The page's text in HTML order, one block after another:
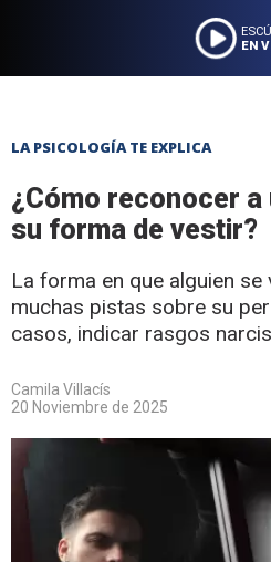
EN
LA PSICOLOGÍA TE EXPLICA
¿Cómo reconocer
su forma de vestir?
La forma en que alguien se
muchas pistas sobre su
casos, indicar rasgos
Camila Villacís
20 Noviembre de 2025